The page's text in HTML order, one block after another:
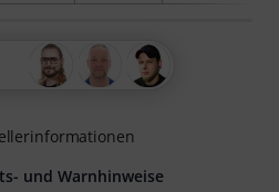
und Warnhinweise